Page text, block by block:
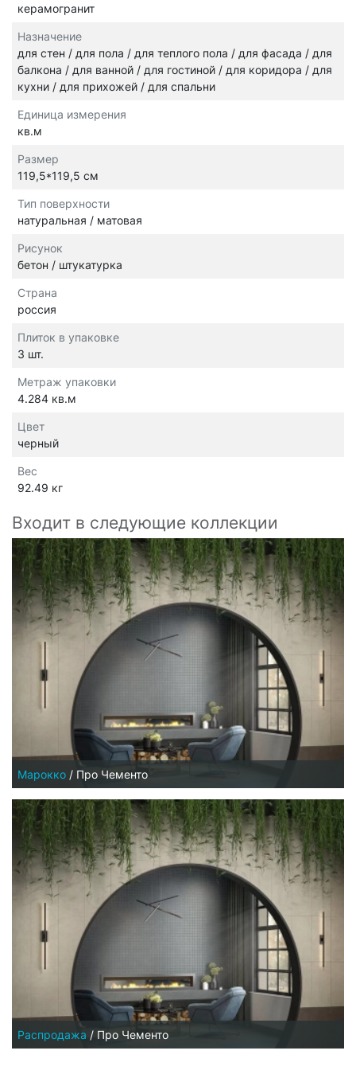
керамогранит
Назначение
для стен / для пола / для теплого пола / для фасада / для
балкона / для ванной / для гостиной / для коридора / для
кухни / для прихожей / для спальни
Единица измерения
кв.м
Размер
119,5*119,5 см
Тип поверхности
натуральная / матовая
Рисунок
бетон / штукатурка
Страна
россия
Плиток в упаковке
3 шт.
Метраж упаковки
4.284 кв.м
Цвет
черный
Вес
92.49 кг
Входит в следующие коллекции
Марокко / Про Чементо
Распродажа / Про Чементо